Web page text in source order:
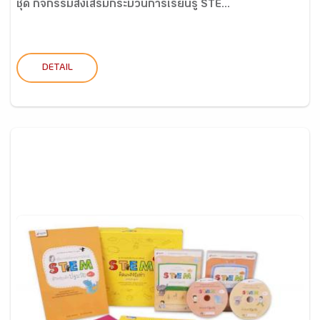
ชุด กิจกรรมส่งเสริมกระบวนการเรียนรู้ STE...
DETAIL